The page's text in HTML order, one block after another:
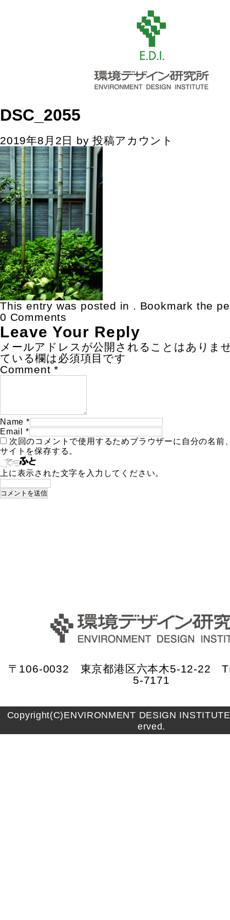
DSC_2055
2019年8月2日 by投稿アカウント
This entry was posted in . Bookmark the
0 Comments
Leave Your Reply
メールアドレスが公開されることはありま
ている欄は必須項目です
Comment *
Name *
Email
*
次回のコメントで使用するためブラウザーに自分の名前
サイトを保存する。
上に表示された文字を入力してください。
〒106-0032 東京都港区六本木5-12-22
5-7171
Copyright(C)ENVIRONMENT DESIGN
erved.